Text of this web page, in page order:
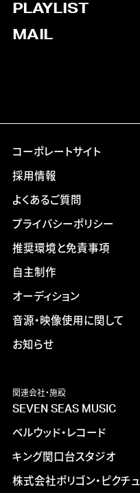
PLAYLIST
MAIL
コーポレートサイト
採用情報
よくあるご質問
プライバシーポリシー
推奨環境と免責事項
自主制作
オーディション
音源・映像使用に関して
お知らせ
関連会社・施設
SEVEN SEAS MUSIC
ベルウッド・レコード
キング関口台スタジオ
株式会社ポリゴン・ピクチ